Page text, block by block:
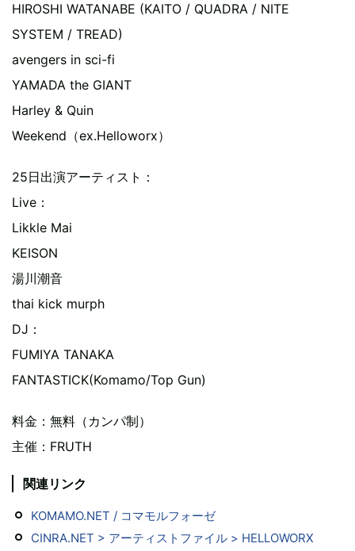
HIROSHI WATANABE (KAITO / QUADRA / NITE
SYSTEM / TREAD)
avengers in sci-fi
YAMADA the GIANT
Harley & Quin
Weekend（ex.Helloworx）
25日出演アーティスト：
Live：
Likkle Mai
KEISON
湯川潮音
thai kick murph
DJ：
FUMIYA TANAKA
FANTASTICK(Komamo/Top Gun)
料金：無料（カンパ制）
主催：FRUTH
関連リンク
KOMAMO.NET / コマモルフォーゼ
CINRA.NET > アーティストファイル > HELLOWORX